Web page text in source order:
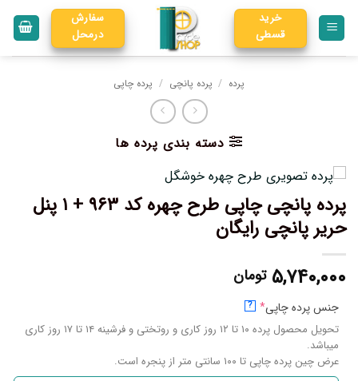
خرید
قسطی
سفارش
درمحل
پرده / پرده پانچی / پرده چاپی
دسته بندی پرده ها
پرده پانچی چاپی طرح چهره کد ۹۶۳ + ۱ پنل
حریر پانچی رایگان
۵,۷۴۰,۰۰۰ تومان
جنس پرده چاپی*
?
تحویل محصول پرده ۱۰ تا ۱۲ روز کاری و روتختی و فرشینه ۱۴ تا ۱۷ روز کاری
میباشد.
عرض چین پرده چاپی تا ۱۰۰ سانتی متر از پنجره است.